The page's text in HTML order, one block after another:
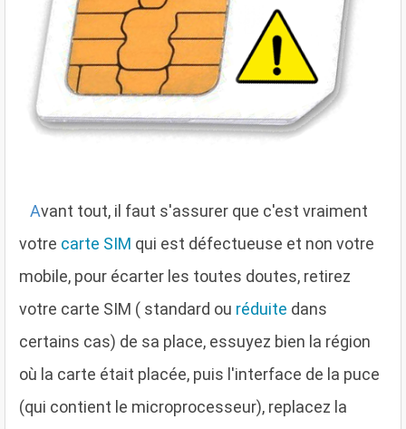
Avant tout, il faut s'assurer que c'est vraiment
votre carte SIM qui est défectueuse et non votre
mobile, pour écarter les toutes doutes, retirez
votre carte SIM ( standard ou réduite dans
certains cas) de sa place, essuyez bien la région
où la carte était placée, puis l'interface de la puce
(qui contient le microprocesseur), replacez la